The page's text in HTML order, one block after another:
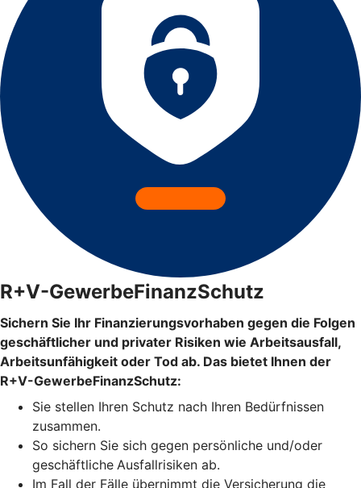
R+V-GewerbeFinanzSchutz
Sichern Sie Ihr Finanzierungsvorhaben gegen die Folgen
geschäftlicher und privater Risiken wie Arbeitsausfall,
Arbeitsunfähigkeit oder Tod ab. Das bietet Ihnen der
R+V-GewerbeFinanzSchutz:
Sie stellen Ihren Schutz nach Ihren Bedürfnissen
zusammen.
So sichern Sie sich gegen persönliche und/oder
geschäftliche Ausfallrisiken ab.
Im Fall der Fälle übernimmt die Versicherung die